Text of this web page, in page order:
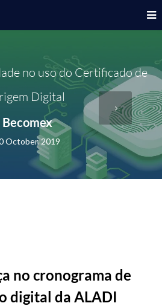
no uso do Certificado de
Digital
Becomex
October, 2019
no cronograma de
digital da ALADI